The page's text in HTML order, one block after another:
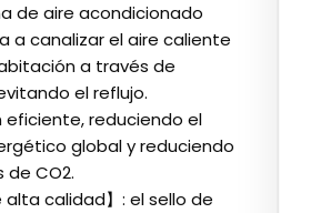
de aire acondicionado
a canalizar el aire caliente
a través de
el reflujo.
eficiente, reduciendo el
global y reduciendo
de CO2.
alta calidad】: el sello de